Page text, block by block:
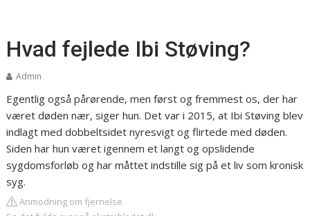
Hvad fejlede Ibi Støving?
Admin
Egentlig også pårørende, men først og fremmest os, der har
været døden nær, siger hun. Det var i 2015, at Ibi Støving blev
indlagt med dobbeltsidet nyresvigt og flirtede med døden.
Siden har hun været igennem et langt og opslidende
sygdomsforløb og har måttet indstille sig på et liv som kronisk
syg.
Anmodning om fjernelse